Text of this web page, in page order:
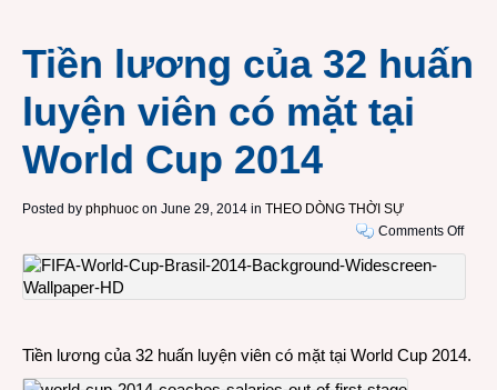
Tiền lương của 32 huấn
luyện viên có mặt tại
World Cup 2014
Posted by phphuoc on June 29, 2014 in THEO DÒNG THỜI SỰ
Comments Offon
Tiền
của
luyện
Tiền lương của 32 huấn luyện viên có mặt tại World Cup 2014.